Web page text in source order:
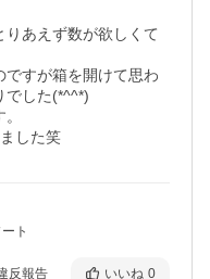
あえず数が欲しくて
すが箱を開けて思わ
でした(*^^*)
した笑
ト
反報告 いいね 0